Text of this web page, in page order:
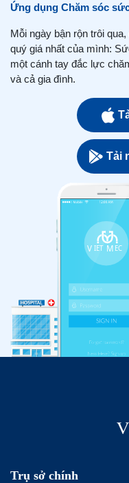
Ứng dụng Chăm sóc
Mỗi ngày bận rộn trôi
quý giá nhất của mình:
một cánh tay đắc lực
và cả gia đình.
Tải
Trụ sở chính